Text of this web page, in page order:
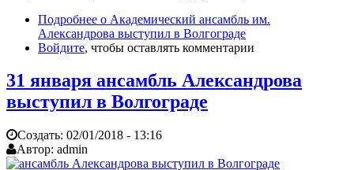
Подробнее о Академический ансамбль им.
Александрова выступил в Волгограде
Войдите, чтобы оставлять комментарии
31 января ансамбль Александрова
выступил в Волгограде
Создать: 02/01/2018 - 13:16
Автор: admin